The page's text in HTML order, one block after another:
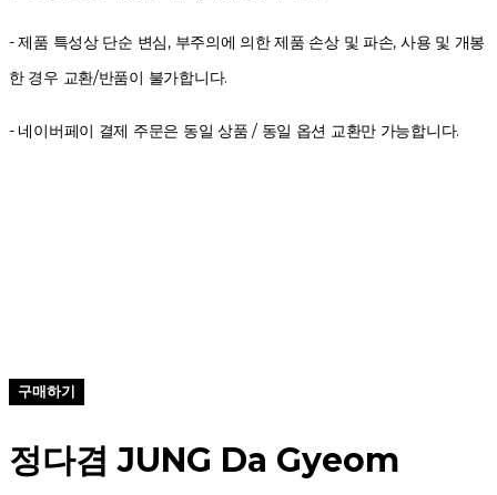
- 제품 특성상 단순 변심, 부주의에 의한 제품 손상 및 파손, 사용 및 개봉
한 경우 교환/반품이 불가합니다.
- 네이버페이 결제 주문은 동일 상품 / 동일 옵션 교환만 가능합니다.
구매하기
정다겸 JUNG Da Gyeom